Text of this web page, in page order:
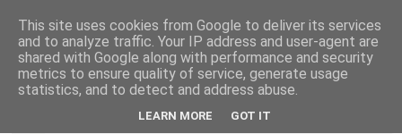
This site uses cookies from Google to deliver its services
and to analyze traffic. Your IP address and user-agent are
shared with Google along with performance and security
metrics to ensure quality of service, generate usage
statistics, and to detect and address abuse.
LEARN MORE GOT IT